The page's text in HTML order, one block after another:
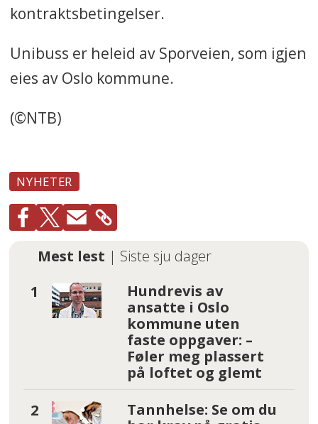
kontraktsbetingelser.
Unibuss er heleid av Sporveien, som igjen
eies av Oslo kommune.
(©NTB)
NYHETER
Mest lest | Siste sju dager
Hundrevis av
ansatte i Oslo
kommune uten
faste oppgaver: –
Føler meg plassert
på loftet og glemt
Tannhelse: Se om du